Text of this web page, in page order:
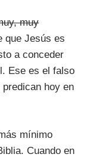
muy
que Jesús es
a conceder
Ese es el falso
hoy en
mínimo
Cuando en